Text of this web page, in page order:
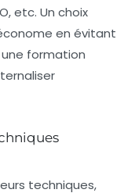
etc. Un choix
en évitant
une formation
techniques,